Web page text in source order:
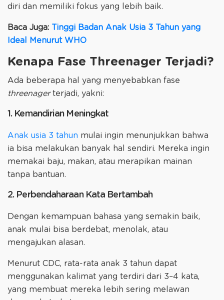
diri dan memiliki fokus yang lebih baik.
Baca Juga: Tinggi Badan Anak Usia 3 Tahun yang
Ideal Menurut WHO
Kenapa Fase Threenager Terjadi?
Ada beberapa hal yang menyebabkan fase
threenagerterjadi, yakni:
1. Kemandirian Meningkat
Anak usia 3 tahun mulai ingin menunjukkan bahwa
ia bisa melakukan banyak hal sendiri. Mereka ingin
memakai baju, makan, atau merapikan mainan
tanpa bantuan.
2. Perbendaharaan Kata Bertambah
Dengan kemampuan bahasa yang semakin baik,
anak mulai bisa berdebat, menolak, atau
mengajukan alasan.
Menurut CDC, rata-rata anak 3 tahun dapat
menggunakan kalimat yang terdiri dari 3–4 kata,
yang membuat mereka lebih sering melawan